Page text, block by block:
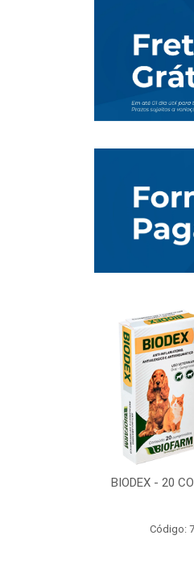
BIODEX - 20
Código: